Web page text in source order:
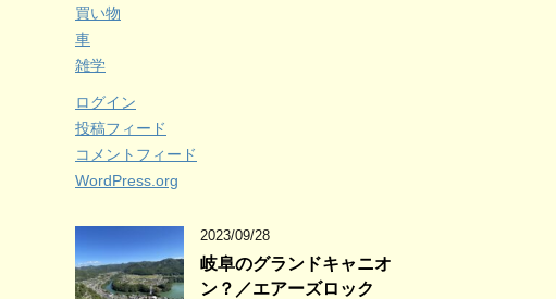
買い物
車
雑学
ログイン
投稿フィード
コメントフィード
WordPress.org
2023/09/28
岐阜のグランドキャニオ
ン？／エアーズロック